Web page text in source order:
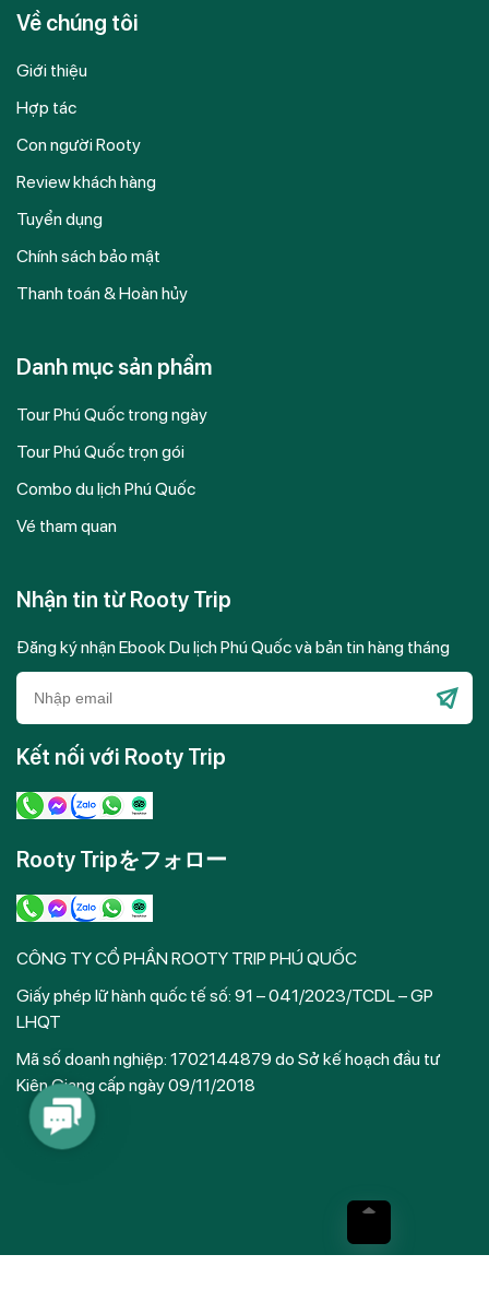
Về chúng tôi
Giới thiệu
Hợp tác
Con người Rooty
Review khách hàng
Tuyển dụng
Chính sách bảo mật
Thanh toán & Hoàn hủy
Danh mục sản phẩm
Tour Phú Quốc trong ngày
Tour Phú Quốc trọn gói
Combo du lịch Phú Quốc
Vé tham quan
Nhận tin từ Rooty Trip
Đăng ký nhận Ebook Du lịch Phú Quốc và bản tin hàng tháng
Please
Kết nối với Rooty Trip
Rooty Tripをフォロー
CÔNG TY CỔ PHẦN ROOTY TRIP PHÚ QUỐC
Giấy phép lữ hành quốc tế số: 91 – 041/2023/TCDL – GP
LHQT
Mã số doanh nghiệp: 1702144879 do Sở kế hoạch đầu tư
Kiên Giang cấp ngày 09/11/2018
Contact
Us